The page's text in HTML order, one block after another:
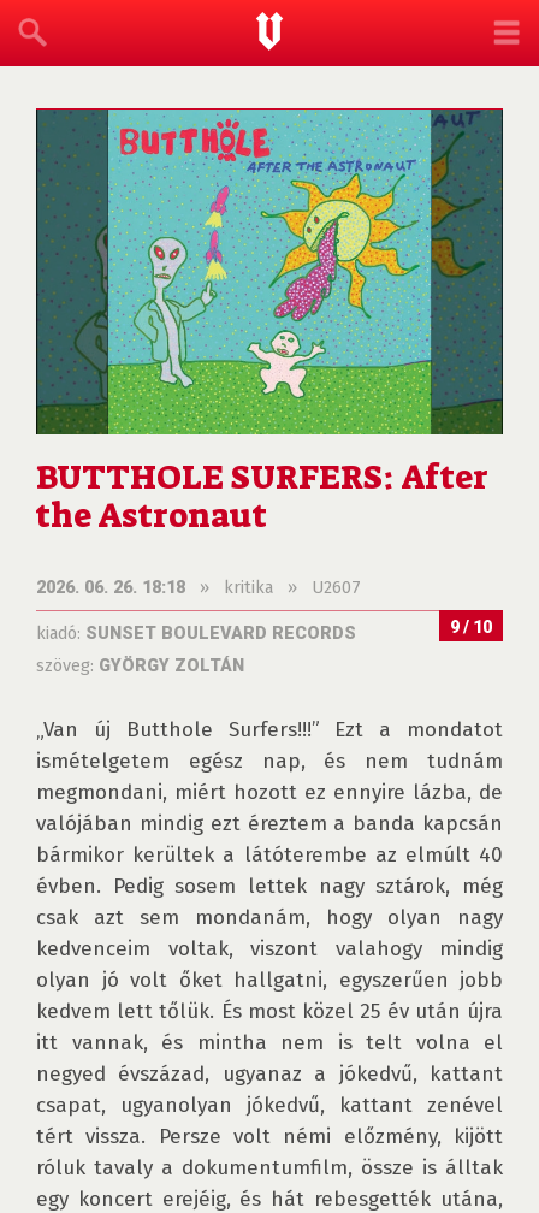
BUTTHOLE SURFERS: After
the Astronaut
2026. 06. 26. 18:18 » kritika » U2607
9 / 10
kiadó: SUNSET BOULEVARD RECORDS
szöveg: GYÖRGY ZOLTÁN
„Van új Butthole Surfers!!!” Ezt a mondatot
ismételgetem egész nap, és nem tudnám
megmondani, miért hozott ez ennyire lázba, de
valójában mindig ezt éreztem a banda kapcsán
bármikor kerültek a látóterembe az elmúlt 40
évben. Pedig sosem lettek nagy sztárok, még
csak azt sem mondanám, hogy olyan nagy
kedvenceim voltak, viszont valahogy mindig
olyan jó volt őket hallgatni, egyszerűen jobb
kedvem lett tőlük. És most közel 25 év után újra
itt vannak, és mintha nem is telt volna el
negyed évszázad, ugyanaz a jókedvű, kattant
csapat, ugyanolyan jókedvű, kattant zenével
tért vissza. Persze volt némi előzmény, kijött
róluk tavaly a dokumentumfilm, össze is álltak
egy koncert erejéig, és hát rebesgették utána,